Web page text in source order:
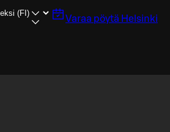
Varaa pöytä Helsinki